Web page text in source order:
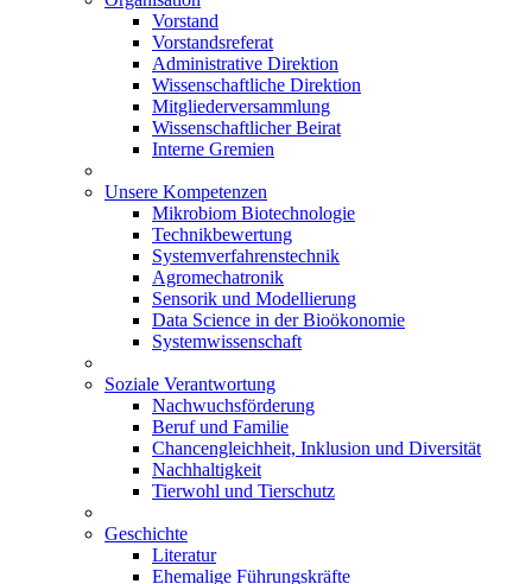
Vorstand
Vorstandsreferat
Administrative Direktion
Wissenschaftliche Direktion
Mitgliederversammlung
Wissenschaftlicher Beirat
Interne Gremien
Unsere Kompetenzen
Mikrobiom Biotechnologie
Technikbewertung
Systemverfahrenstechnik
Agromechatronik
Sensorik und Modellierung
Data Science in der Bioökonomie
Systemwissenschaft
Soziale Verantwortung
Nachwuchsförderung
Beruf und Familie
Chancengleichheit, Inklusion und Diversität
Nachhaltigkeit
Tierwohl und Tierschutz
Geschichte
Literatur
Ehemalige Führungskräfte